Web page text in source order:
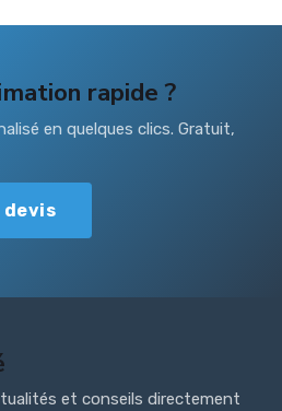
rapide ?
en quelques clics. Gratuit,
devis
et conseils directement